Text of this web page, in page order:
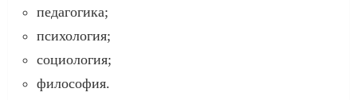
педагогика;
психология;
социология;
философия.